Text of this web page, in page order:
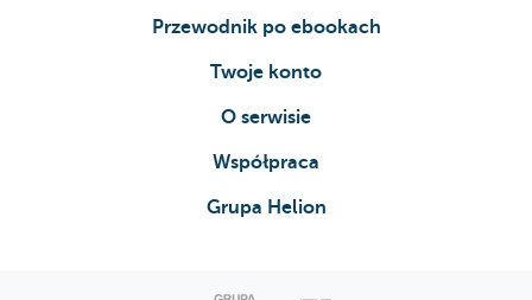
Przewodnik po ebookach
Twoje konto
O serwisie
Współpraca
Grupa Helion